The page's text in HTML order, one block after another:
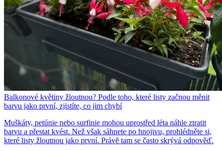
Balkonové květiny žloutnou? Podle toho, které listy začnou měnit
barvu jako první, zjistíte, co jim chybí
Muškáty, petúnie nebo surfinie mohou uprostřed léta náhle ztratit
barvu a přestat kvést. Než však sáhnete po hnojivu, prohlédněte si,
které listy žloutnou jako první. Právě tam se často skrývá odpověď.